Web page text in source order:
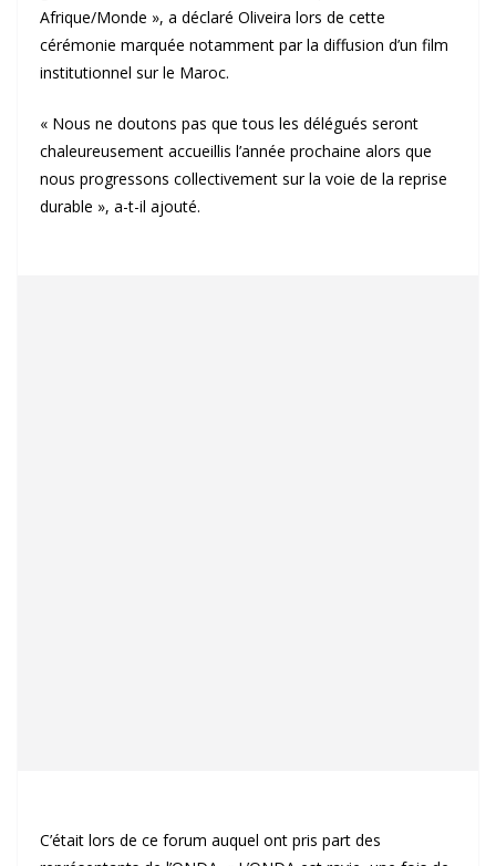
Afrique/Monde », a déclaré Oliveira lors de cette
cérémonie marquée notamment par la diffusion d’un film
institutionnel sur le Maroc.
« Nous ne doutons pas que tous les délégués seront
chaleureusement accueillis l’année prochaine alors que
nous progressons collectivement sur la voie de la reprise
durable », a-t-il ajouté.
C’était lors de ce forum auquel ont pris part des